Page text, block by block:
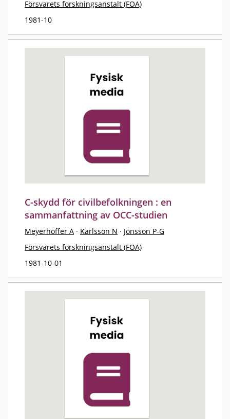
Försvarets forskningsanstalt (FOA)
1981-10
C-skydd för civilbefolkningen : en
sammanfattning av OCC-studien
Meyerhöffer A · Karlsson N · Jönsson P-G
Försvarets forskningsanstalt (FOA)
1981-10-01